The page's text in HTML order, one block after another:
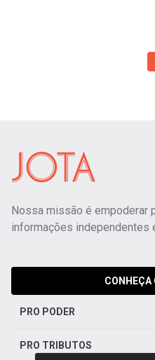
Nossa missão é empoderar
informações independentes
CONHEÇA
PRO PODER
PRO TRIBUTOS